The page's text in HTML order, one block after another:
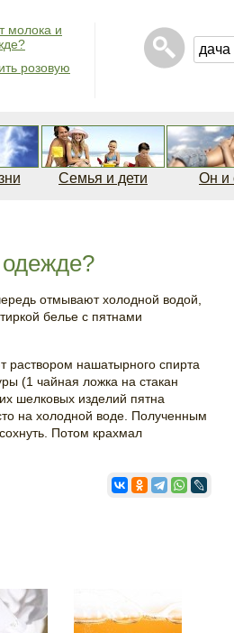
молока и
розовую
Семья и дети Он и
одежде?
отмывают холодной водой,
белье с пятнами
раствором нашатырного спирта
(1 чайная ложка на стакан
шелковых изделий пятна
на холодной воде. Полученным
Потом крахмал